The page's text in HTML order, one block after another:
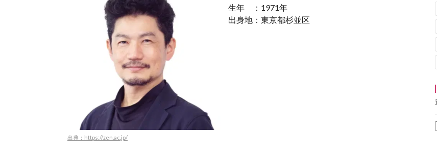
出典：https://zen.ac.jp/
生年 ：1971年
出身地：東京都杉並区